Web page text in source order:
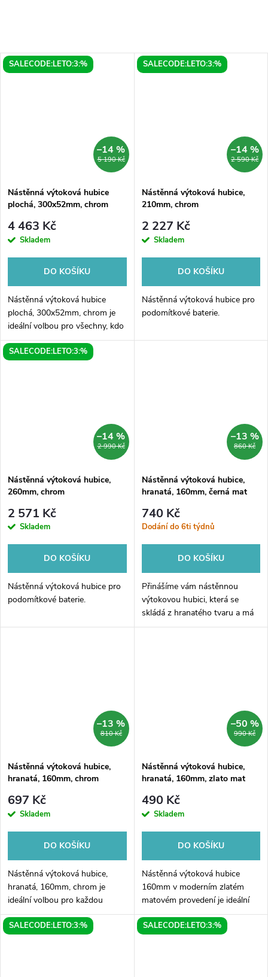
SALECODE:LETO:3:%
5 190 Kč
–14 %
Nástěnná výtoková hubice
plochá, 300x52mm, chrom
4 463 Kč
Skladem
DO KOŠÍKU
Nástěnná výtoková hubice
plochá, 300x52mm, chrom je
ideální volbou pro všechny, kdo
hledají praktické a elegantní
řešení pro svůj koupelnový
SALECODE:LETO:3:%
2 590 Kč
–14 %
Nástěnná výtoková hubice,
210mm, chrom
2 227 Kč
Skladem
DO KOŠÍKU
Nástěnná výtoková hubice pro
podomítkové baterie.
SALECODE:LETO:3:%
2 990 Kč
–14 %
Nástěnná výtoková hubice,
260mm, chrom
2 571 Kč
Skladem
DO KOŠÍKU
Nástěnná výtoková hubice pro
podomítkové baterie.
860 Kč
–13 %
Nástěnná výtoková hubice,
hranatá, 160mm, černá mat
740 Kč
Dodání do 6ti týdnů
DO KOŠÍKU
Přinášíme vám nástěnnou
výtokovou hubici, která se
skládá z hranatého tvaru a má
délku 160mm. Tato černá
810 Kč
–13 %
Nástěnná výtoková hubice,
hranatá, 160mm, chrom
697 Kč
Skladem
DO KOŠÍKU
Nástěnná výtoková hubice,
hranatá, 160mm, chrom je
ideální volbou pro každou
moderní koupelnu. Tato
elegantní a praktická hubice je
990 Kč
–50 %
Nástěnná výtoková hubice,
hranatá, 160mm, zlato mat
490 Kč
Skladem
DO KOŠÍKU
Nástěnná výtoková hubice
160mm v moderním zlatém
matovém provedení je ideální
volbou pro vaši koupelnu.
Svému interiéru dodá luxusní
SALECODE:LETO:3:% SALECODE:LETO:3:%